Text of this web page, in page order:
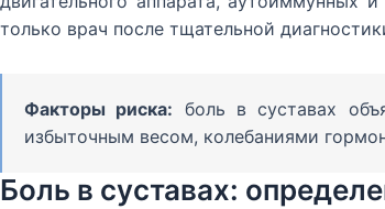
только врач после тщательной
Факторы риска: боль в суставах
избыточным весом, колебаниями
Боль в суставах: